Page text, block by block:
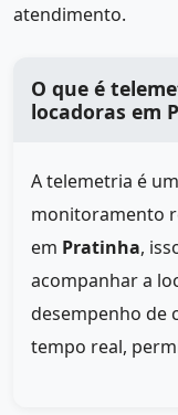
atendimento.
O que é
locadoras em
A telemetria é
monitoramento
em Pratinha,
acompanhar a
desempenho de
tempo real,